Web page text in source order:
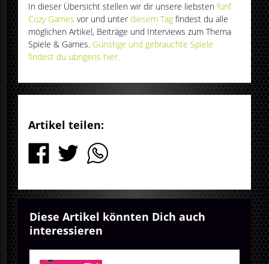
In dieser Übersicht stellen wir dir unsere liebstenfünf
Cozy Games vor und unterdiesem Tag findest du alle
möglichen Artikel, Beiträge und Interviews zum Thema
Spiele & Games. Günstige und gebrauchte Spiele
findest du übrigens hier.
Artikel teilen:
Diese Artikel könnten Dich auch
interessieren